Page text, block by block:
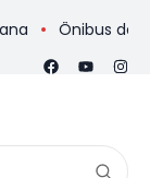
Ônibus de